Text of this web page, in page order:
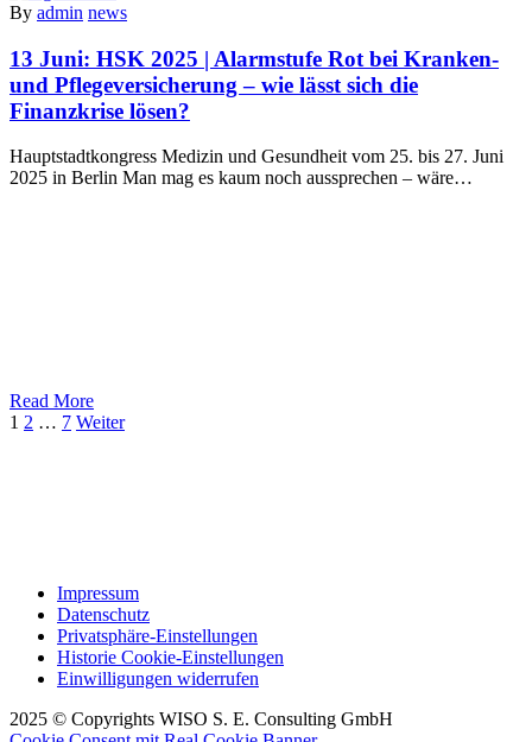
By admin news
13 Juni: HSK 2025 | Alarmstufe Rot bei Kranken-
und Pflegeversicherung – wie lässt sich die
Finanzkrise lösen?
Hauptstadtkongress Medizin und Gesundheit vom 25. bis 27. Juni
2025 in Berlin Man mag es kaum noch aussprechen – wäre…
Read More
1 2 … 7 Weiter
Impressum
Datenschutz
Privatsphäre-Einstellungen
Historie Cookie-Einstellungen
Einwilligungen widerrufen
2025 © Copyrights WISO S. E. Consulting GmbH